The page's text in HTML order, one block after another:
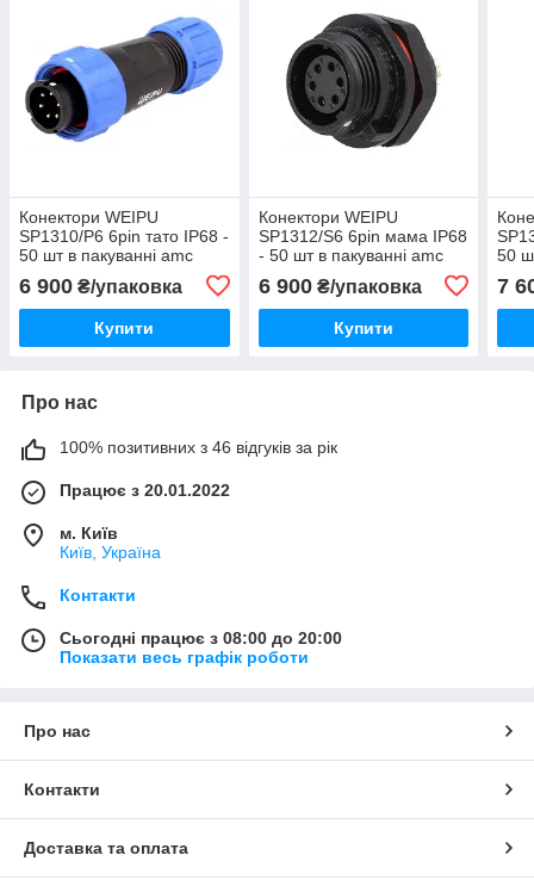
Конектори WEIPU
SP1310/P6 6pin тато IP68 -
50 шт в пакуванні amc
6 900 ₴/упаковка
Купити
Конектори WEIPU
SP1312/S6 6pin мама IP68
- 50 шт в пакуванні amc
6 900₴/упаковка
Купити
50
7
Про нас
100% позитивних з 46 відгуків за рік
Працює з 20.01.2022
м. Київ
Київ, Україна
Контакти
Сьогодні працює з 08:00 до 20:00
Показати весь графік роботи
Про нас
Контакти
Доставка та оплата